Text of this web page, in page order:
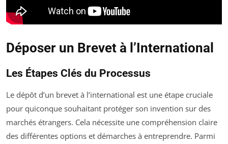
Déposer un Brevet à l’International
Les Étapes Clés du Processus
Le dépôt d’un brevet à l’international est une étape cruciale
pour quiconque souhaitant protéger son invention sur des
marchés étrangers. Cela nécessite une compréhension claire
des différentes options et démarches à entreprendre. Parmi